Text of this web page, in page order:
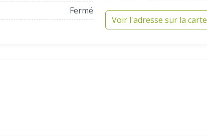
Fermé
Voir l'adresse sur la carte